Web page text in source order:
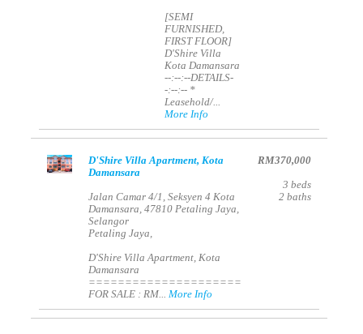
[SEMI
FURNISHED,
FIRST FLOOR]
D'Shire Villa
Kota Damansara
--:--:--DETAILS-
-:--:-- *
Leasehold/...
More Info
D'Shire Villa Apartment, Kota
Damansara
Jalan Camar 4/1, Seksyen 4 Kota
Damansara, 47810 Petaling Jaya,
Selangor
Petaling Jaya,
D'Shire Villa Apartment, Kota
Damansara
=====================
FOR SALE : RM...More Info
RM370,000
3 beds
2 baths